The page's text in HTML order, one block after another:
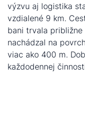
výzvu aj logistika
vzdialené 9 km.
bani trvala
nachádzal na
viac ako 400 m.
každodennej